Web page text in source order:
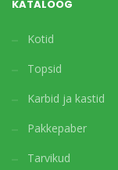
KATALOOG
Kotid
Topsid
Karbid ja kastid
Pakkepaber
Tarvikud